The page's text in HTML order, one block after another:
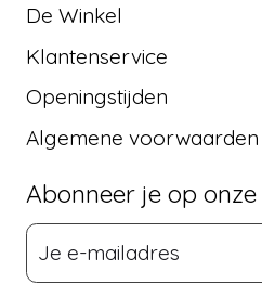
De Winkel
Klantenservice
Openingstijden
Algemene voorwaarden
Abonneer je op